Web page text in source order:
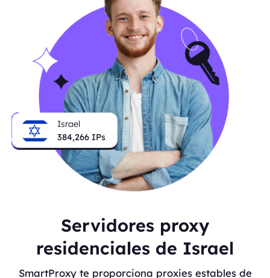
Israel
384,266 IPs
Servidores proxy
residenciales de Israel
SmartProxy te proporciona proxies estables de